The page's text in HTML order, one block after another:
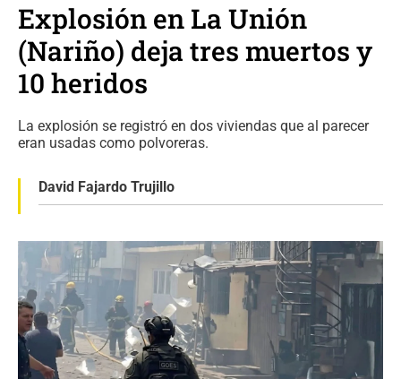
Explosión en La Unión
(Nariño) deja tres muertos y
10 heridos
La explosión se registró en dos viviendas que al parecer
eran usadas como polvoreras.
David Fajardo Trujillo